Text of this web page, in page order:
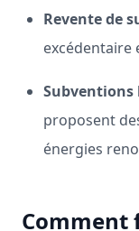
Revente de
excédentaire
Subventions
proposent
énergies
Comment